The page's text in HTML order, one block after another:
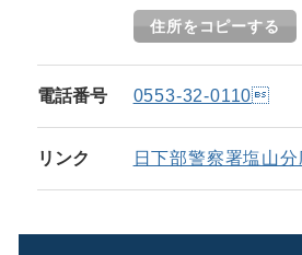
住所をコピーする
電話番号 0553-32-0110
リンク 日下部警察署塩山分